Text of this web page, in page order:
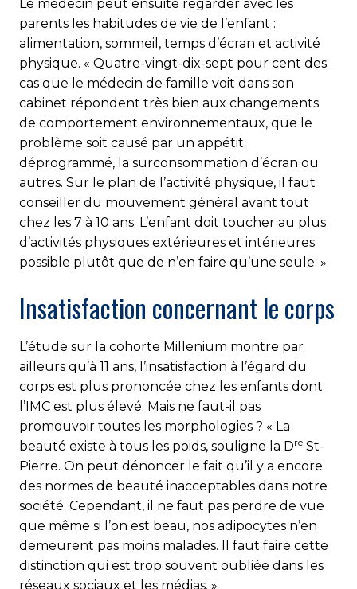
Le médecin peut ensuite regarder avec les
parents les habitudes de vie de l’enfant :
alimentation, sommeil, temps d’écran et activité
physique. « Quatre-vingt-dix-sept pour cent des
cas que le médecin de famille voit dans son
cabinet répondent très bien aux changements
de comportement environnementaux, que le
problème soit causé par un appétit
déprogrammé, la surconsommation d’écran ou
autres. Sur le plan de l’activité physique, il faut
conseiller du mouvement général avant tout
chez les 7 à 10 ans. L’enfant doit toucher au plus
d’activités physiques extérieures et intérieures
possible plutôt que de n’en faire qu’une seule. »
Insatisfaction concernant le corps
L’étude sur la cohorte Millenium montre par
ailleurs qu’à 11 ans, l’insatisfaction à l’égard du
corps est plus prononcée chez les enfants dont
l’IMC est plus élevé. Mais ne faut-il pas
promouvoir toutes les morphologies ? « La
beauté existe à tous les poids, souligne la Dre St-
Pierre. On peut dénoncer le fait qu’il y a encore
des normes de beauté inacceptables dans notre
société. Cependant, il ne faut pas perdre de vue
que même si l’on est beau, nos adipocytes n’en
demeurent pas moins malades. Il faut faire cette
distinction qui est trop souvent oubliée dans les
réseaux sociaux et les médias. »